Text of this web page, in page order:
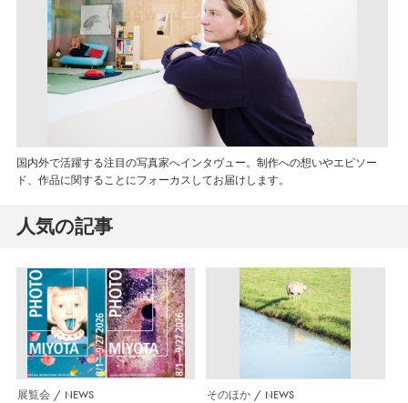
国内外で活躍する注目の写真家へインタヴュー。制作への想いやエピソー
ド、作品に関することにフォーカスしてお届けします。
人気の記事
展覧会 NEWS そのほか NEWS